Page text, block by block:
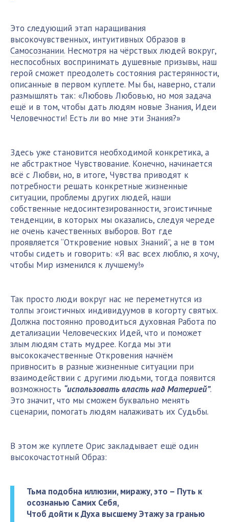
Это следующий этап наращивания
высокочувственных, интуитивных Образов в
Самосознании. Несмотря на чёрствых людей вокруг,
неспособных воспринимать душевные призывы, наш
герой сможет преодолеть состояния растерянности,
описанные в первом куплете. Мы бы, наверно, стали
размышлять так: «Любовь Любовью, но моя задача
ещё и в том, чтобы дать людям новые Знания, Идеи
Человечности! Есть ли во мне эти Знания?»
Здесь уже становится необходимой конкретика, а
не абстрактное Чувствование. Конечно, начинается
всё с Любви, но, в итоге, Чувства приводят к
потребности решать конкретные жизненные
ситуации, проблемы других людей, наши
собственные недосинтезированности, эгоистичные
тенденции, в которых мы оказались, следуя череде
не очень качественных выборов. Вот где
проявляется “Откровение новых Знаний”, а не в том
чтобы сидеть и говорить: «Я вас всех люблю, я хочу,
чтобы Мир изменился к лучшему!»
Так просто люди вокруг нас не переметнутся из
толпы эгоистичных индивидуумов в когорту святых.
Должна постоянно проводиться духовная Работа по
детализации Человеческих Идей, что и поможет
злым людям стать мудрее. Когда мы эти
высококачественные Откровения начнём
привносить в разные жизненные ситуации при
взаимодействии с другими людьми, тогда появится
возможность “использовать власть над Материей”.
Это значит, что мы сможем буквально менять
сценарии, помогать людям налаживать их Судьбы.
В этом же куплете Орис закладывает ещё один
высокочастотный Образ:
Тьма подобна иллюзии, миражу, это – Путь к
осознанью Самих Себя,
Чтоб дойти к Духа высшему Этажу за гранью